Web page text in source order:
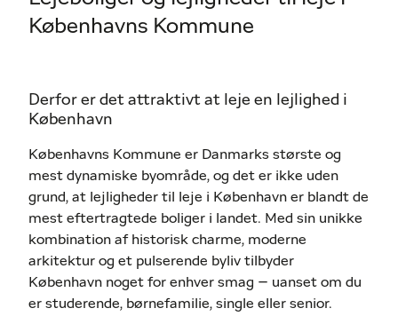
Københavns Kommune
Derfor er det attraktivt at leje en lejlighed i
København
Københavns Kommune er Danmarks største og
mest dynamiske byområde, og det er ikke uden
grund, at lejligheder til leje i København er blandt de
mest eftertragtede boliger i landet. Med sin unikke
kombination af historisk charme, moderne
arkitektur og et pulserende byliv tilbyder
København noget for enhver smag – uanset om du
er studerende, børnefamilie, single eller senior.